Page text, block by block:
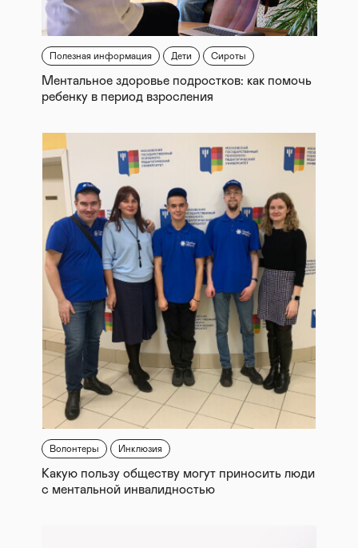
Полезная информация Дети Сироты
Ментальное здоровье подростков: как помочь
ребенку в период взросления
Волонтеры Инклюзия
Какую пользу обществу могут приносить люди
с ментальной инвалидностью